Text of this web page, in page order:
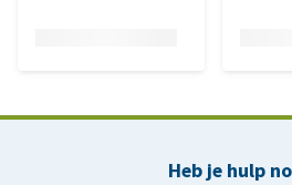
Heb je hulp